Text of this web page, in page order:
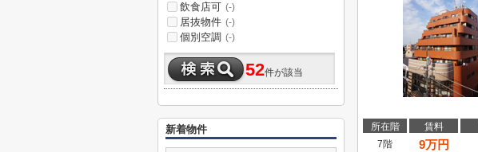
所在階 賃料
7階
9万円
飲食店可 (-)
居抜物件 (-)
個別空調 (-)
52件が該当
新着物件